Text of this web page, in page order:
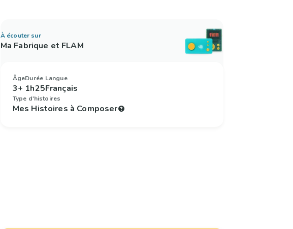
À écouter sur
Ma Fabrique et FLAM
Âge
3+
Durée
1h25
Langue
Français
Type d'histoires
Mes Histoires à Composer